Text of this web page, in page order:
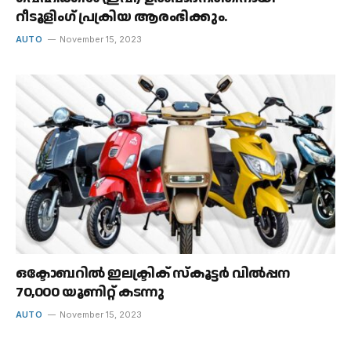
റീടൂളിംഗ് പ്രക്രിയ ആരംഭിക്കും.
AUTO November 15, 2023
ഒക്ടോബറിൽ ഇലക്ട്രിക് സ്കൂട്ടർ വിൽപ്പന
70,000 യൂണിറ്റ് കടന്നു
AUTO November 15, 2023